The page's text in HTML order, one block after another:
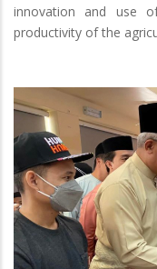
innovation and use
productivity of the